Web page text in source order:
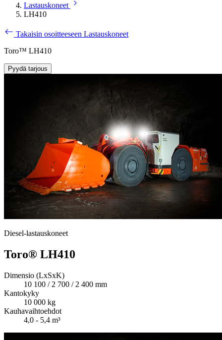
Lastauskoneet
LH410
Takaisin osoitteeseen Lastauskoneet
Toro™ LH410
Pyydä tarjous
Diesel-lastauskoneet
Toro® LH410
Dimensio (LxSxK)
10 100 / 2 700 / 2 400 mm
Kantokyky
10 000 kg
Kauhavaihtoehdot
4,0 - 5,4 m³